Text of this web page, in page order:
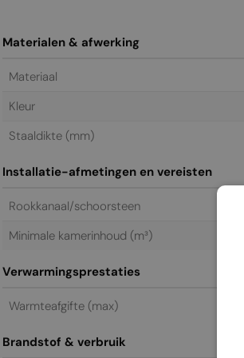
Materialen & afwerking
Materiaal
Kleur
Staal­dikte (mm)
Installatie-afmetingen en vereisten
Rookkanaal/schoorsteen
Minimale kamerinhoud (m³)
Verwarmingsprestaties
Warmteafgifte (max)
Brandstof & verbruik